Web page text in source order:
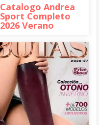
Catalogo Andrea
Sport Completo
2026 Verano